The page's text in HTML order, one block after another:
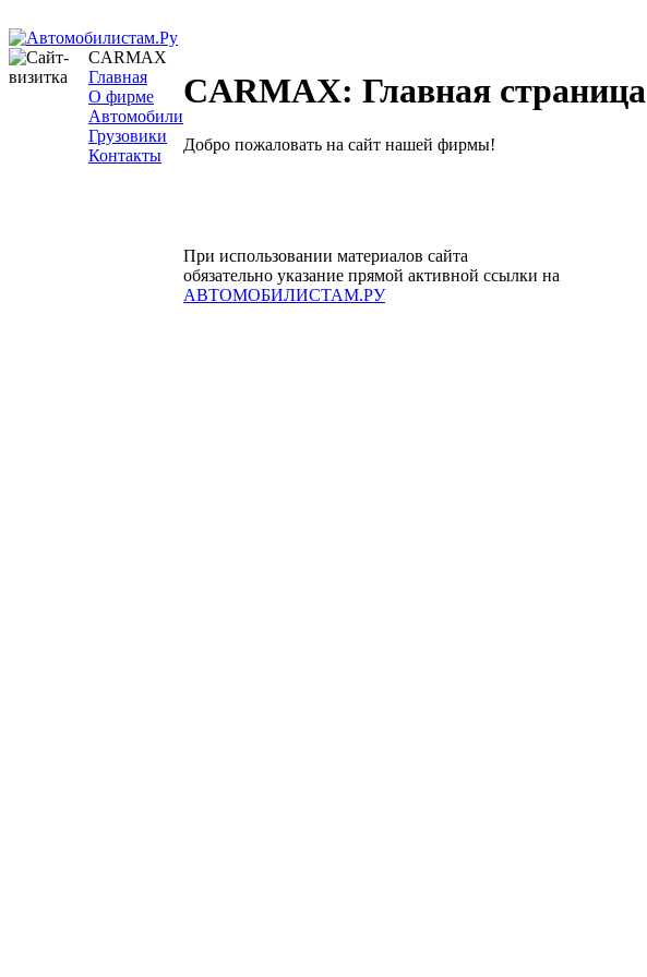
CARMAX
Главная
О фирме
Автомобили
Грузовики
Контакты
CARMAX: Главная страница
Добро пожаловать на сайт нашей фирмы!
При использовании материалов сайта
обязательно указание прямой активной ссылки на
АВТОМОБИЛИСТАМ.РУ